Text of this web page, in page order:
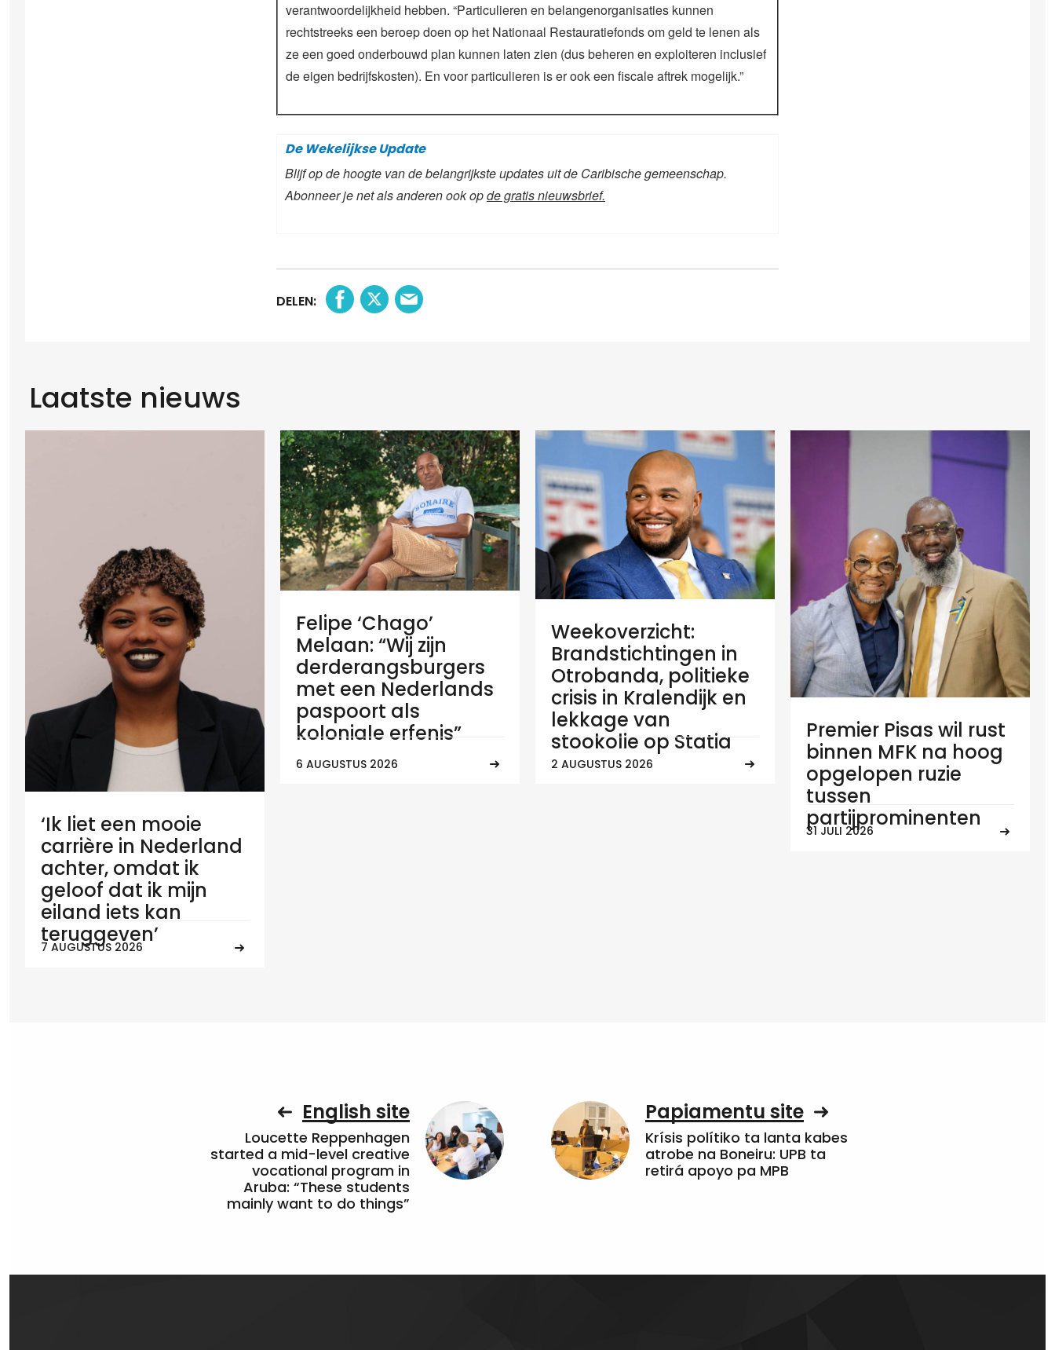
verantwoordelijkheid hebben. “Particulieren en belangenorganisaties kunnen
rechtstreeks een beroep doen op het Nationaal Restauratiefonds om geld te lenen als
ze een goed onderbouwd plan kunnen laten zien (dus beheren en exploiteren inclusief
de eigen bedrijfskosten). En voor particulieren is er ook een fiscale aftrek mogelijk.”
De Wekelijkse Update
Blijf op de hoogte van de belangrijkste updates uit de Caribische gemeenschap.
Abonneer je net als anderen ook opde gratis nieuwsbrief.
DELEN:
Laatste nieuws
‘Ik liet een mooie
carrière in Nederland
achter, omdat ik
geloof dat ik mijn
eiland iets kan
teruggeven’
7 AUGUSTUS 2026
Felipe ‘Chago’
Melaan: “Wij zijn
derderangsburgers
met een Nederlands
paspoort als
koloniale erfenis”
6 AUGUSTUS 2026
Weekoverzicht:
Brandstichtingen in
Otrobanda, politieke
crisis in Kralendijk en
lekkage van
stookolie op Statia
2 AUGUSTUS 2026
Premier Pisas wil rust
binnen MFK na hoog
opgelopen ruzie
tussen
partijprominenten
31 JULI 2026
English site
Loucette Reppenhagen
started a mid-level creative
vocational program in
Aruba: “These students
mainly want to do things”
Papiamentu site
Krísis polítiko ta lanta kabes
atrobe na Boneiru: UPB ta
retirá apoyo pa MPB